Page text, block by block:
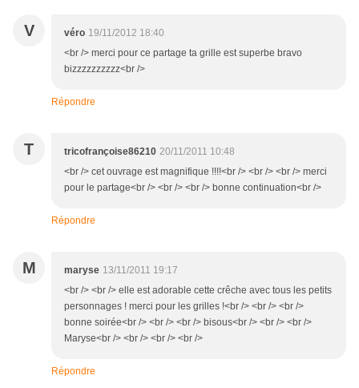
V véro 19/11/2012 18:40
<br /> merci pour ce partage ta grille est superbe bravo
bizzzzzzzzzz<br />
Répondre
T tricofrançoise86210 20/11/2011 10:48
<br /> cet ouvrage est magnifique !!!!<br /> <br /> <br /> merci
pour le partage<br /> <br /> <br /> bonne continuation<br />
Répondre
M maryse 13/11/2011 19:17
<br /> <br /> elle est adorable cette crêche avec tous les petits
personnages ! merci pour les grilles !<br /> <br /> <br />
bonne soirée<br /> <br /> <br /> bisous<br /> <br /> <br />
Maryse<br /> <br /> <br /> <br />
Répondre